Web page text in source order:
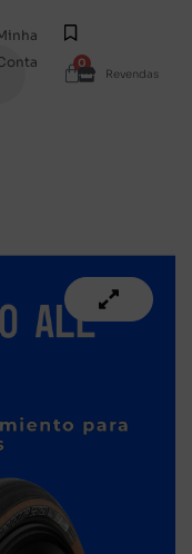
0
Revendas